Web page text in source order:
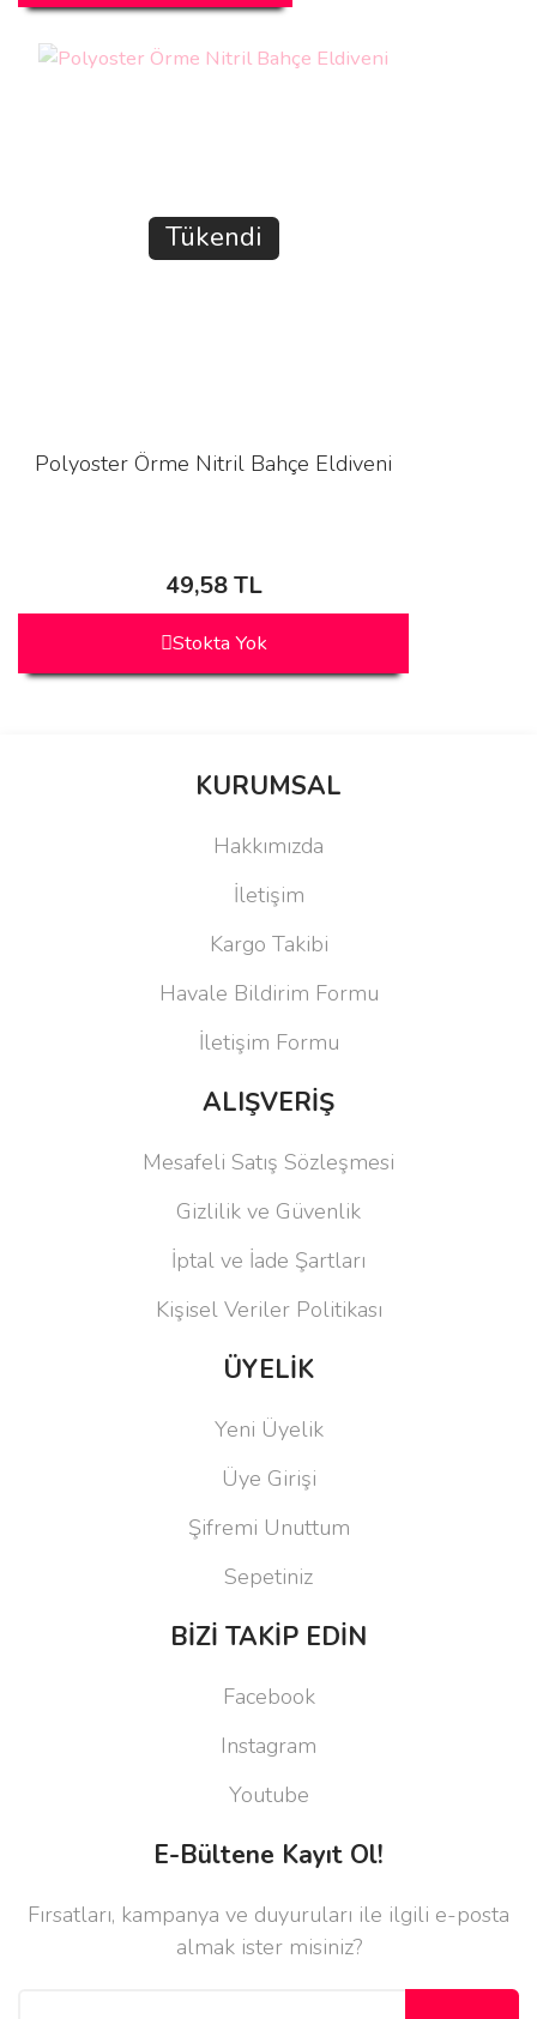
Tükendi
Polyoster Örme Nitril Bahçe Eldiveni
49,58 TL
Stokta Yok
KURUMSAL
Hakkımızda
İletişim
Kargo Takibi
Havale Bildirim Formu
İletişim Formu
ALIŞVERİŞ
Mesafeli Satış Sözleşmesi
Gizlilik ve Güvenlik
İptal ve İade Şartları
Kişisel Veriler Politikası
ÜYELİK
Yeni Üyelik
Üye Girişi
Şifremi Unuttum
Sepetiniz
BİZİ TAKİP EDİN
Facebook
Instagram
Youtube
E-Bültene Kayıt Ol!
Fırsatları, kampanya ve duyuruları ile ilgili e-posta
almak ister misiniz?